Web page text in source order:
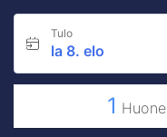
Tulo
la 8. elo
1 Huone